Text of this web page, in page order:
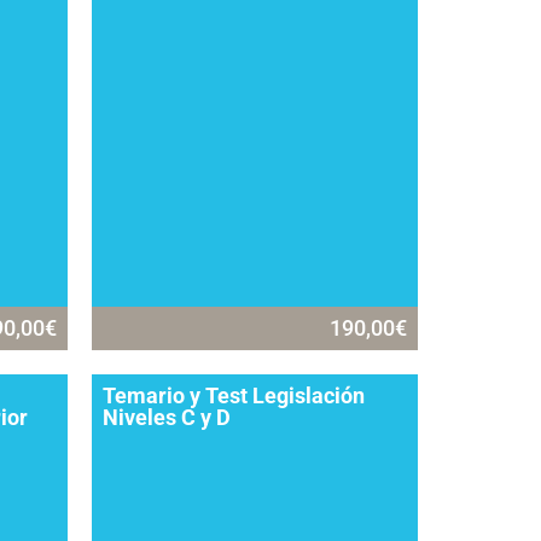
€ 190,00€
Temario y Test Legislación
Niveles C y D